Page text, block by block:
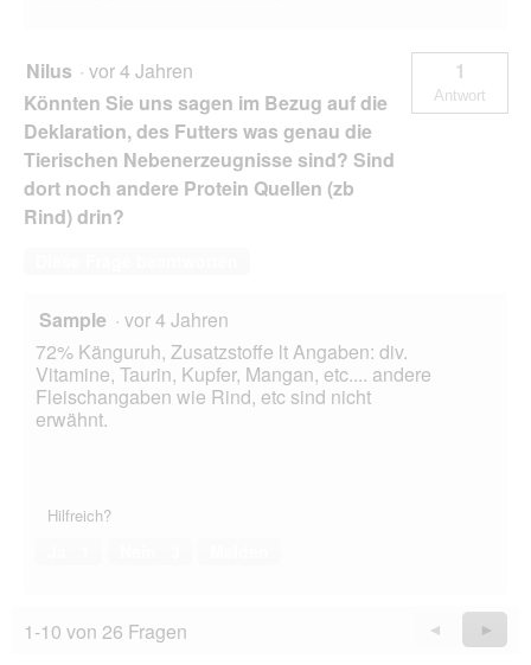
Nilus · vor 4 Jahren
Könnten Sie uns sagen im Bezug auf die
Deklaration, des Futters was genau die
Tierischen Nebenerzeugnisse sind? Sind
dort noch andere Protein Quellen (zb
Rind) drin?
1
Antwort
Sample · vor 4 Jahren
72% Känguruh, Zusatzstoffe lt Angaben: div.
Vitamine, Taurin, Kupfer, Mangan, etc.... andere
Fleischangaben wie Rind, etc sind nicht
erwähnt.
Hilfreich?
1-10 von 26 Fragen
Zurück
Questions
◄
Weiter
►